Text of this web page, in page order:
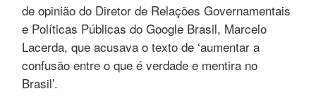
de opinião do Diretor de Relações Governamentais
e Políticas Públicas do Google Brasil, Marcelo
Lacerda, que acusava o texto de ‘aumentar a
confusão entre o que é verdade e mentira no
Brasil’.